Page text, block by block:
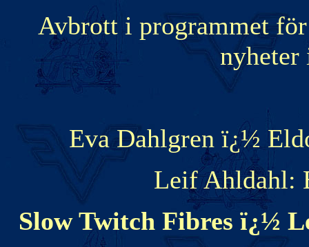
Avbrott i programmet
nyheter
Eva Dahlgren ï¿½
Leif Ahldahl:
Slow Twitch Fibres ï¿½